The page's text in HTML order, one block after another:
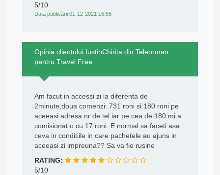
5/10
Data publicării 01-12-2021 16:55
Opinia clientului IustinChirita din Teleorman
pentru Travel Free
Am facut in accessi zi la diferenta de
2minute,doua comenzi: 731 roni si 180 roni pe
aceeasi adresa nr de tel iar pe cea de 180 mi a
comisionat o cu 17 roni. E normal sa faceti asa
ceva in conditiile in care pachetele au ajuns in
aceeasi zi impreuna?? Sa va fie rusine
RATING:
5/10